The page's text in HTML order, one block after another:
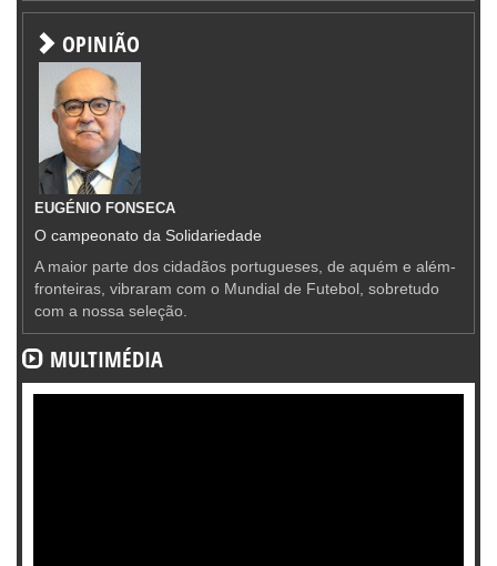
OPINIÃO
EUGÉNIO FONSECA
O campeonato da Solidariedade
A maior parte dos cidadãos portugueses, de aquém e além-
fronteiras, vibraram com o Mundial de Futebol, sobretudo
com a nossa seleção.
MULTIMÉDIA